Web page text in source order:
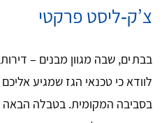
צ’ק‑ליסט פרקטי
בבת ים, שבה מגוון מבנים –
לוודא כי טכנאי הגז שמגיע
בסביבה המקומית. בטבלה